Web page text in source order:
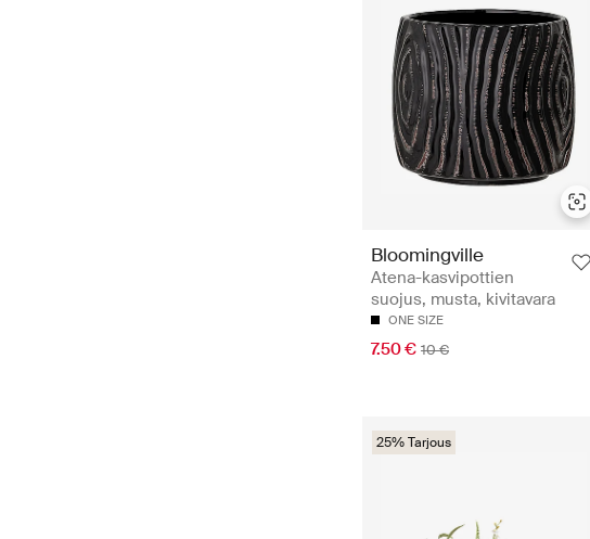
Bloomingville
Atena-kasvipottien
suojus, musta, kivitavara
ONE SIZE
7.50 € 10 €
25% Tarjous